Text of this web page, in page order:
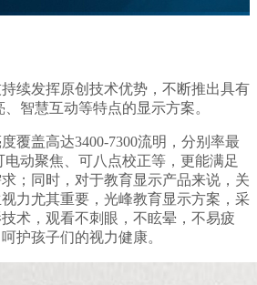
续发挥原创技术优势，不断推出具有
智慧互动等特点的显示方案。
覆盖高达3400-7300流明，分别率最
动聚焦、可八点校正等，更能满足
；同时，对于教育显示产品来说，关
力尤其重要，光峰教育显示方案，采
术，观看不刺眼，不眩晕，不易疲
护孩子们的视力健康。